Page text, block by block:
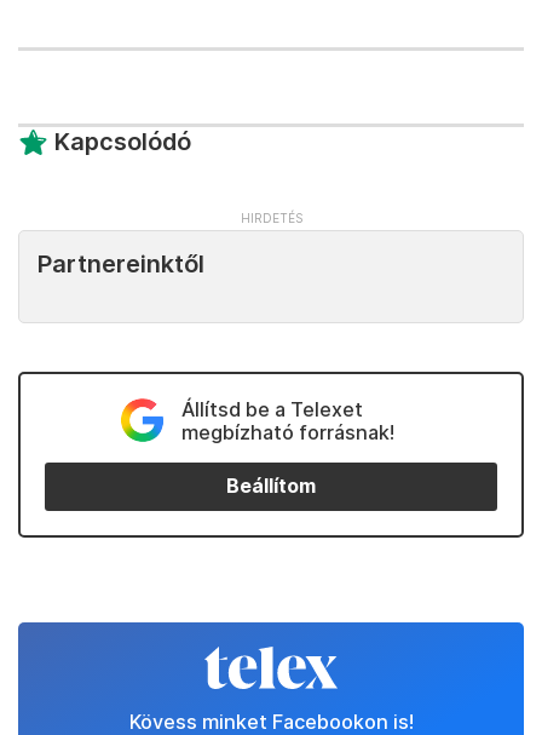
Kapcsolódó
Partnereinktől
Állítsd be a Telexet
megbízható forrásnak!
Beállítom
Kövess minket Facebookon is!